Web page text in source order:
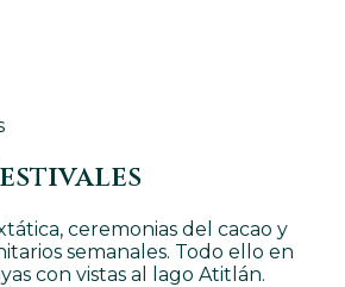
ceremonias del cacao y
semanales. Todo ello en
con vistas al lago Atitlán.